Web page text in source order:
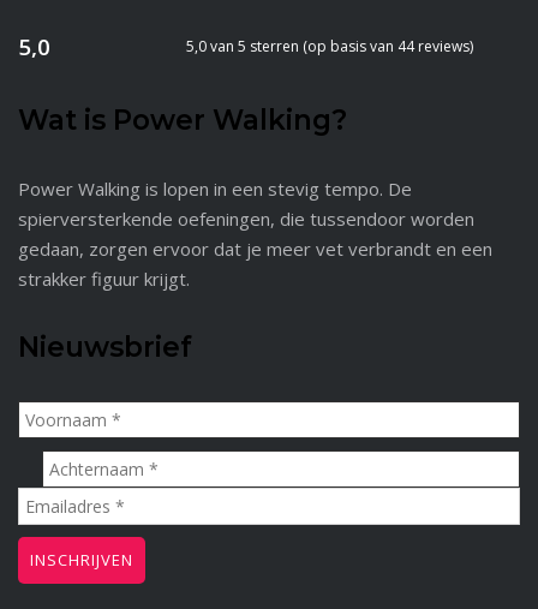
5,0 5,0 van 5 sterren (op basis van 44 reviews)
Wat is Power Walking?
Power Walking is lopen in een stevig tempo. De
spierversterkende oefeningen, die tussendoor worden
gedaan, zorgen ervoor dat je meer vet verbrandt en een
strakker figuur krijgt.
Nieuwsbrief